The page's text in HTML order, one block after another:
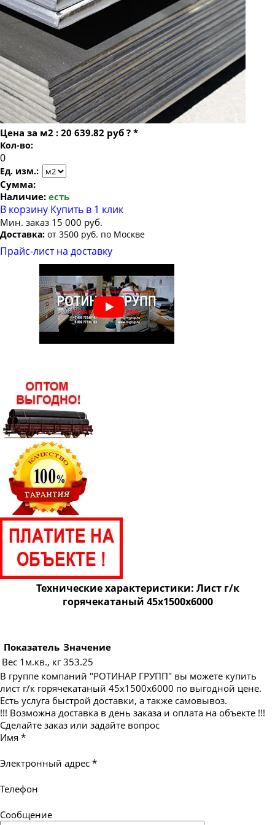
Лист г/к горячекатаный 5х1500х6000
Лист г/к горячекатаный 5.5х1500х3000
Лист г/к горячекатаный 6х1500х3000
Лист г/к горячекатаный 6х1500х6000
Лист г/к горячекатаный 6х1500х6500
Лист г/к горячекатаный 7х1500х6000
Лист г/к горячекатаный 8х1200х1500
Лист г/к горячекатаный 8х1500х3000
Лист г/к горячекатаный 9х1500х6000
Лист г/к горячекатаный 10х1500х3000
Лист г/к горячекатаный 10х1500х6000
Лист г/к горячекатаный 10х2000х2000
Лист г/к горячекатаный 10х2000х6000
Лист г/к горячекатаный 12х1500х3000
Лист г/к горячекатаный 12х1500х6000
Лист г/к горячекатаный 12х2000х6000
Лист г/к горячекатаный 14х1500х3000
Лист г/к горячекатаный 16х1500х3000
Лист г/к горячекатаный 16х1500х6000
Лист г/к горячекатаный 16х2000х6000
Лист г/к горячекатаный 18х1500х6000
Лист г/к горячекатаный 18х2000х6000
Лист г/к горячекатаный 20х1500х6000
Лист г/к горячекатаный 20х2000х6000
Лист г/к горячекатаный 22х1500х6000
Лист г/к горячекатаный 22х2000х6000
Лист г/к горячекатаный 24х1500х6000
Лист г/к горячекатаный 25х1500х6000
Лист г/к горячекатаный 25х2000х6000
Лист г/к горячекатаный 32х1500х6000
Лист г/к горячекатаный 32х2000х6000
Лист г/к горячекатаный 35х1500х6000
Лист г/к горячекатаный 35х2000х6000
Лист г/к горячекатаный 36х2000х6000
Лист г/к горячекатаный 40х1500х6000
Цена за м2 : 20 639.82 руб ? *
Кол-во:
Ед. изм.:
Сумма:
Наличие: есть
В корзину Купить в 1 клик
Мин. заказ 15 000 руб.
Доставка: от 3500 руб. по Москве
Прайс-лист на доставку
Технические характеристики: Лист г/к
горячекатаный 45х1500х6000
Показатель Значение
Вес 1м.кв., кг 353.25
В группе компаний "РОТИНАР ГРУПП" вы можете купить
лист г/к горячекатаный 45х1500х6000 по выгодной цене.
Есть услуга быстрой доставки, а также самовывоз.
!!! Возможна доставка в день заказа и оплата на объекте !!!
Сделайте заказ или задайте вопрос
Имя *
Электронный адрес *
Телефон
Сообщение